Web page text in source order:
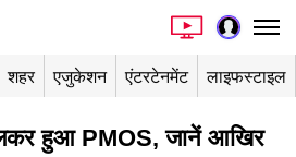
शहर एजुकेशन एंटरटेनमेंट लाइफस्टाइल
हुआ PMOS, जानें आखिर